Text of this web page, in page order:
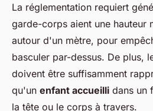
La réglementation requiert
garde-corps aient une hauteur
autour d'un mètre, pour
basculer par-dessus. De plus,
doivent être suffisamment
qu'un enfant accueilli dans un
la tête ou le corps à travers.